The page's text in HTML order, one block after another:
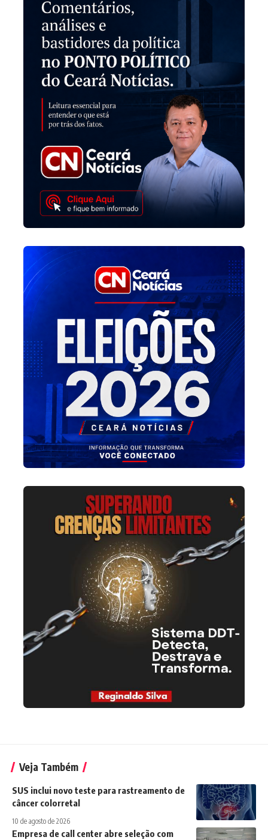
Veja Também
SUS inclui novo teste para rastreamento de
câncer colorretal
10 de agosto de 2026
Empresa de call center abre seleção com